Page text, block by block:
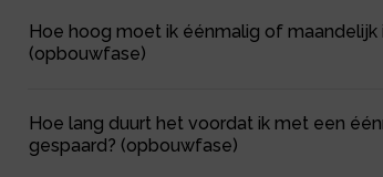
Hoe hoog moet ik éénmalig of
(opbouwfase)
Hoe lang duurt het voordat ik met een
gespaard? (opbouwfase)